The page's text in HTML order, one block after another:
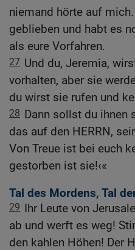
niemand hörte auf
geblieben und habt es
als eure Vorfahren.
27 Und du, Jeremia,
vorhalten, aber sie
du wirst sie rufen und
28 Dann sollst du ihnen
das auf den HERRN,
Von Treue ist bei euch
gestorben ist sie!‹«
Tal des Mordens, Tal
29 Ihr Leute von
ab und werft es weg!
den kahlen Höhen! Der